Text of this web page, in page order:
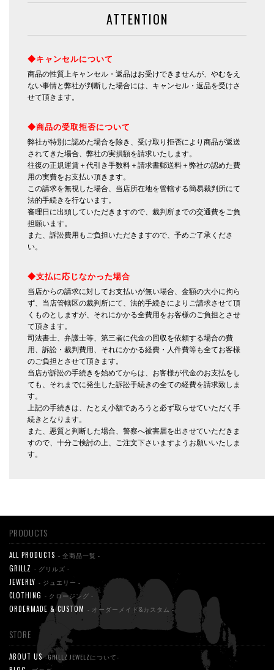
ATTENTION
◆キャンセルについて
商品の性質上キャンセル・返品はお受けできませんが、やむをえ
ない事情と弊社が判断した場合には、キャンセル・返品を受けさ
せて頂きます。
◆商品の受取拒否について
弊社が特別に認めた場合を除き、受け取り拒否により商品が返送
されてきた場合、弊社の実損額を請求いたします。
往復の正規運賃＋代引き手数料＋請求書郵送料＋弊社の認めた費
用の実費をお支払い頂きます。
この請求を無視した場合、当店所在地を管轄する簡易裁判所にて
法的手続きを行ないます。
審理日に出頭していただきますので、裁判所までの交通費をご負
担願います。
また、訴訟費用もご負担いただきますので、予めご了承くださ
い。
◆支払に応じなかった場合
当店からの請求に対してお支払いが無い場合、金額の大小に拘ら
ず、当店管轄区の裁判所にて、法的手続きによりご請求させて頂
くものとしますが、それにかかる全費用をお客様のご負担とさせ
て頂きます。
司法書士、弁護士等、第三者に代金の回収を依頼する場合の費
用、訴訟・裁判費用、それにかかる経費・人件費等も全てお客様
のご負担とさせて頂きます。
当店が訴訟の手続きを始めてからは、お客様が代金のお支払をし
ても、それまでに発生した訴訟手続きの全ての経費を請求致しま
す。
上記の手続きは、たとえ小額であろうと必ず取らせていただく手
続きとなります。
また、悪質と判断した場合、警察へ被害届を出させていただきま
すので、十分ご検討の上、ご注文下さいますようお願いいたしま
す。
PRODUCTS
ALL PRODUCTS - 全商品一覧 -
GRILLZ - グリルズ -
JEWERLY - ジュエリー -
CLOTHING - クロージング -
ORDERMADE & CUSTOM - オーダーメイド&カスタム -
STORE
ABOUT US -GRILLZ JEWELZについて-